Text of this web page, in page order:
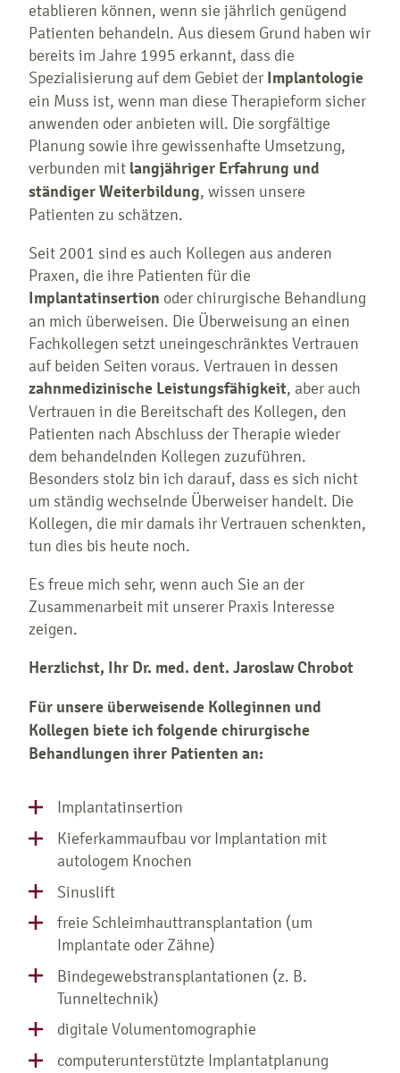
etablieren können, wenn sie jährlich genügend
Patienten behandeln. Aus diesem Grund haben wir
bereits im Jahre 1995 erkannt, dass die
Spezialisierung auf dem Gebiet der Implantologie
ein Muss ist, wenn man diese Therapieform sicher
anwenden oder anbieten will. Die sorgfältige
Planung sowie ihre gewissenhafte Umsetzung,
verbunden mit langjähriger Erfahrung und
ständiger Weiterbildung, wissen unsere
Patienten zu schätzen.
Seit 2001 sind es auch Kollegen aus anderen
Praxen, die ihre Patienten für die
Implantatinsertion oder chirurgische Behandlung
an mich überweisen. Die Überweisung an einen
Fachkollegen setzt uneingeschränktes Vertrauen
auf beiden Seiten voraus. Vertrauen in dessen
zahnmedizinische Leistungsfähigkeit, aber auch
Vertrauen in die Bereitschaft des Kollegen, den
Patienten nach Abschluss der Therapie wieder
dem behandelnden Kollegen zuzuführen.
Besonders stolz bin ich darauf, dass es sich nicht
um ständig wechselnde Überweiser handelt. Die
Kollegen, die mir damals ihr Vertrauen schenkten,
tun dies bis heute noch.
Es freue mich sehr, wenn auch Sie an der
Zusammenarbeit mit unserer Praxis Interesse
zeigen.
Herzlichst, Ihr Dr. med. dent. Jaroslaw Chrobot
Für unsere überweisende Kolleginnen und
Kollegen biete ich folgende chirurgische
Behandlungen ihrer Patienten an:
Implantatinsertion
Kieferkammaufbau vor Implantation mit
autologem Knochen
Sinuslift
freie Schleimhauttransplantation (um
Implantate oder Zähne)
Bindegewebstransplantationen (z. B.
Tunneltechnik)
digitale Volumentomographie
computerunterstützte Implantatplanung